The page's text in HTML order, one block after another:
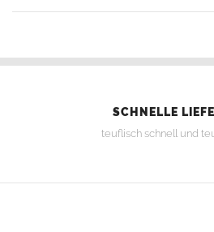
SCHNELLE
teuflisch schnell und